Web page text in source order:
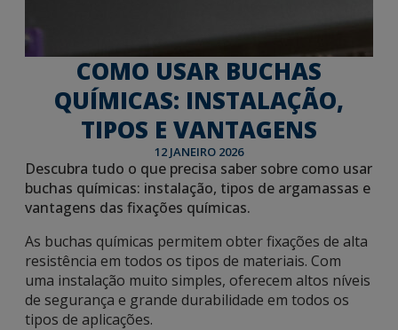
COMO USAR BUCHAS
QUÍMICAS: INSTALAÇÃO,
TIPOS E VANTAGENS
12 JANEIRO 2026
Descubra tudo o que precisa saber sobre como usar
buchas químicas: instalação, tipos de argamassas e
vantagens das fixações químicas.
As buchas químicas permitem obter fixações de alta
resistência em todos os tipos de materiais. Com
uma instalação muito simples, oferecem altos níveis
de segurança e grande durabilidade em todos os
tipos de aplicações.